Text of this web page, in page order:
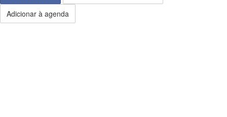
Adicionar à agenda